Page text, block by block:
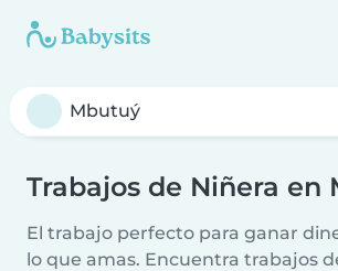
Trabajos de Niñera en
El trabajo perfecto para ganar
lo que amas. Encuentra trabajos